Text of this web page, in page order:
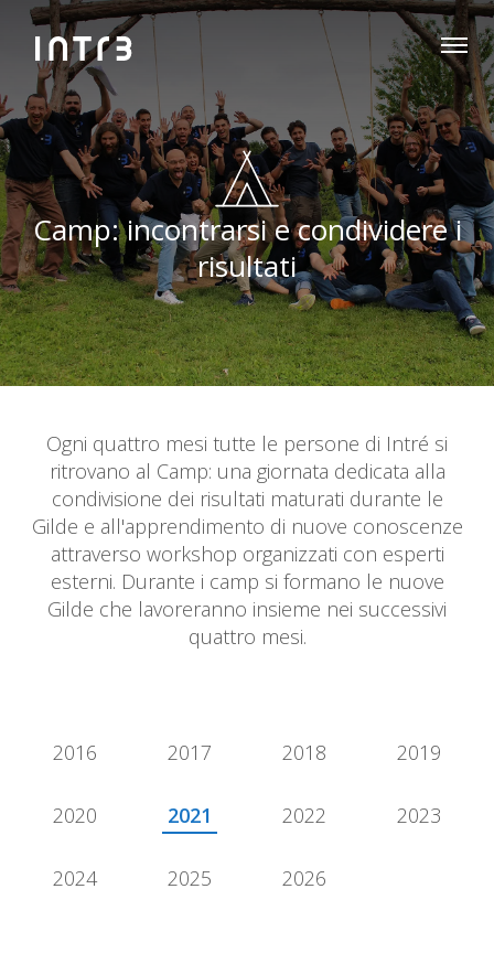
Camp: incontrarsi e condividere i
risultati
Ogni quattro mesi tutte le persone di Intré si
ritrovano al Camp: una giornata dedicata alla
condivisione dei risultati maturati durante le
Gilde e all'apprendimento di nuove conoscenze
attraverso workshop organizzati con esperti
esterni. Durante i camp si formano le nuove
Gilde che lavoreranno insieme nei successivi
quattro mesi.
2016 2017 2018 2019
2020 2021 2022 2023
2024 2025 2026